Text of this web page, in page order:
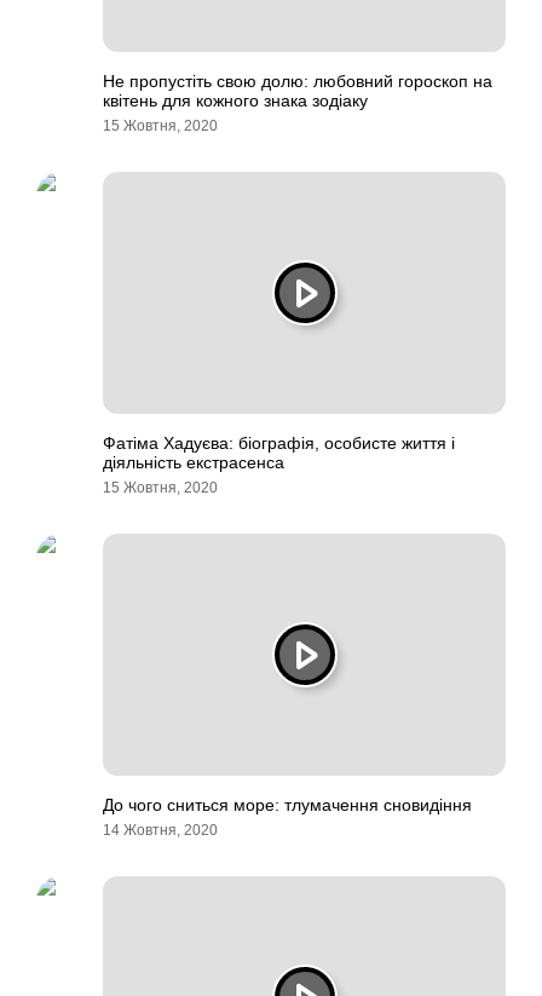
Не пропустіть свою долю: любовний гороскоп на
квітень для кожного знака зодіаку
15 Жовтня, 2020
Фатіма Хадуєва: біографія, особисте життя і
діяльність екстрасенса
15 Жовтня, 2020
До чого сниться море: тлумачення сновидіння
14 Жовтня, 2020